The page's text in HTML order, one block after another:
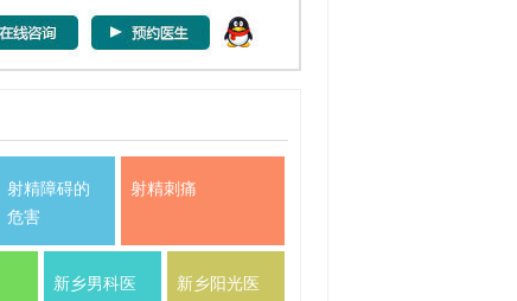
射精障碍的
危害
射精刺痛
新乡男科医
新乡阳光医